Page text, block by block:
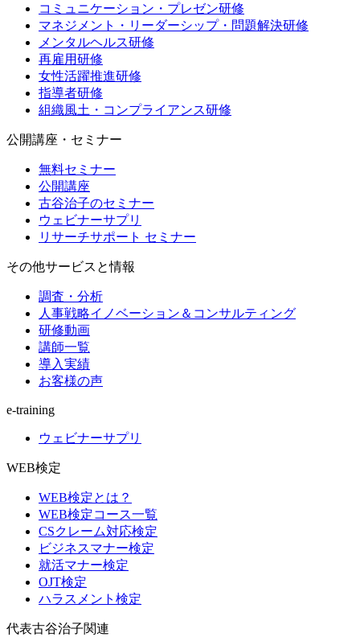
コミュニケーション・プレゼン研修
マネジメント・リーダーシップ・問題解決研修
メンタルヘルス研修
再雇用研修
女性活躍推進研修
指導者研修
組織風土・コンプライアンス研修
公開講座・セミナー
無料セミナー
公開講座
古谷治子のセミナー
ウェビナーサプリ
リサーチサポート セミナー
その他サービスと情報
調査・分析
人事戦略イノベーション＆コンサルティング
研修動画
講師一覧
導入実績
お客様の声
e-training
ウェビナーサプリ
WEB検定
WEB検定とは？
WEB検定コース一覧
CSクレーム対応検定
ビジネスマナー検定
就活マナー検定
OJT検定
ハラスメント検定
代表古谷治子関連